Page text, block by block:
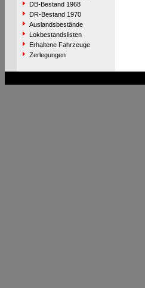
DB-Bestand 1968
DR-Bestand 1970
Auslandsbestände
Lokbestandslisten
Erhaltene Fahrzeuge
Zerlegungen